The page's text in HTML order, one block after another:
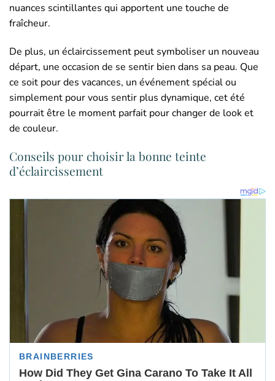
nuances scintillantes qui apportent une touche de
fraîcheur.
De plus, un éclaircissement peut symboliser un nouveau
départ, une occasion de se sentir bien dans sa peau. Que
ce soit pour des vacances, un événement spécial ou
simplement pour vous sentir plus dynamique, cet été
pourrait être le moment parfait pour changer de look et
de couleur.
Conseils pour choisir la bonne teinte
d’éclaircissement